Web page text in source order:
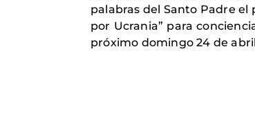
palabras del Santo Padre el
por Ucrania” para
próximo domingo 24 de